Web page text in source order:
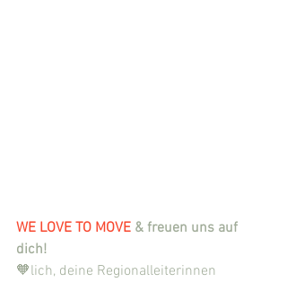
WE LOVE TO MOVE & freuen uns auf
dich!
🧡lich, deine Regionalleiterinnen